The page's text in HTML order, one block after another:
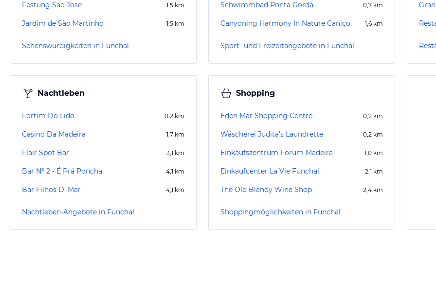
Festung Sao Jose 1,5 km
Jardim de São Martinho 1,5 km
Sehenswürdigkeiten in Funchal
Schwimmbad Ponta Gorda 0,7 km
Canyoning Harmony In Nature Caniço 1,6 km
Sport- und Freizeitangebote in Funchal
Nachtleben
Fortim Do Lido 0,2 km
Casino Da Madeira 1,7 km
Flair Spot Bar 3,1 km
Bar Nº 2 - É Prá Poncha 4,1 km
Bar Filhos D' Mar 4,1 km
Nachtleben-Angebote in Funchal
Shopping
Eden Mar Shopping Centre 0,2 km
Wäscherei Judita's Laundrette 0,2 km
Einkaufszentrum Forum Madeira 1,0 km
Einkaufcenter La Vie Funchal 2,1 km
The Old Blandy Wine Shop 2,4 km
Shoppingmöglichkeiten in Funchal